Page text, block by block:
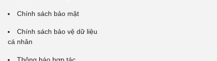
Chính sách bảo mật
Chính sách bảo vệ dữ liệu
cá nhân